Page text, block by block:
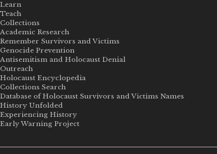
Learn
Teach
Collections
Academic Research
Remember Survivors and Victims
Genocide Prevention
Antisemitism and Holocaust Denial
Outreach
Holocaust Encyclopedia
Collections Search
Database of Holocaust Survivors and Victims Names
History Unfolded
Experiencing History
Early Warning Project